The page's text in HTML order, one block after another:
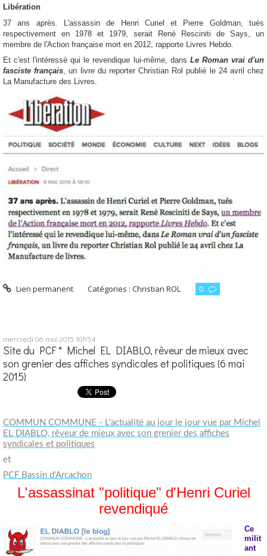
Libération
37 ans après. L'assassin de Henri Curiel et Pierre Goldman, tués
respectivement en 1978 et 1979, serait René Resciniti de Says, un
membre de l'Action française mort en 2012, rapporte Livres Hebdo.
Et c'est l'intéressé qui le revendique lui-même, dans Le Roman vrai d'un
fasciste français , un livre du reporter Christian Rol publié le 24 avril chez
La Manufacture des Livres.
Lien permanent Catégories :Christian ROL 0
mercredi 06 mai 2015 10h54
Site du PCF * Michel EL DIABLO, rêveur de mieux avec
son grenier des affiches syndicales et politiques (6 mai
2015)
COMMUN COMMUNE - L'actualité au jour le jour vue par Michel
EL DIABLO, rêveur de mieux avec son grenier des affiches
syndicales et politiques
et
PCF Bassin d'Arcachon
L'assassinat "politique" d'Henri Curiel
revendiqué
Ce
milit
ant